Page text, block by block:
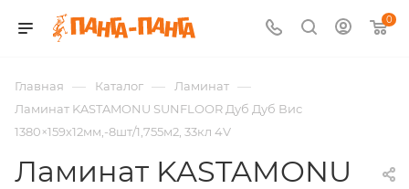
0
Главная — Каталог — Ламинат —
Ламинат KASTAMONU SUNFLOOR Дуб Дуб Вис
1380×159х12мм,-8шт/1,755м2, 33кл 4V
Ламинат KASTAMONU